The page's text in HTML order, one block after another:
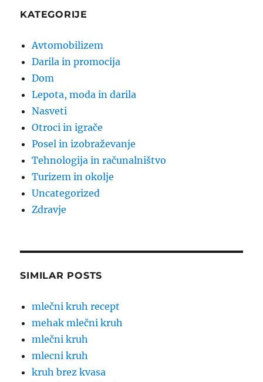
KATEGORIJE
Avtomobilizem
Darila in promocija
Dom
Lepota, moda in darila
Nasveti
Otroci in igrače
Posel in izobraževanje
Tehnologija in računalništvo
Turizem in okolje
Uncategorized
Zdravje
SIMILAR POSTS
mlečni kruh recept
mehak mlečni kruh
mlečni kruh
mlecni kruh
kruh brez kvasa